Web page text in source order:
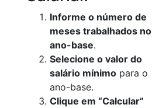
Informe o número de
meses trabalhados no
ano-base.
Selecione o valor do
salário mínimo para o
ano-base.
Clique em “Calcular”